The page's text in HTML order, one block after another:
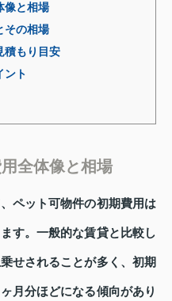
像と相場
その相場
積もり目安
ント
全体像と相場
ペット可物件の初期費用は
す。一般的な賃貸と比較し
せされることが多く、初期
月分ほどになる傾向があり